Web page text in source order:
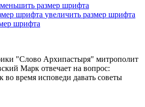
размер шрифта
увеличить размер шрифта
"Слово Архипастыря" митрополит
Марк отвечает на вопрос:
время исповеди давать советы